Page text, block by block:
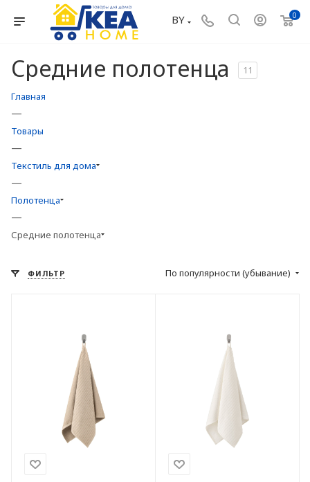
0
BY
Средние полотенца 11
Главная
—
Товары
—
Текстиль для дома
—
Полотенца
—
Средние полотенца
ФИЛЬТР По популярности (убывание)